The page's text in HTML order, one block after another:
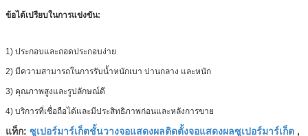
ข้อได้เปรียบในการแข่งขัน:
1) ประกอบและถอดประกอบง่าย
2) มีความสามารถในการรับน้ำหนักเบา ปานกลาง และหนัก
3) คุณภาพสูงและรูปลักษณ์ดี
4) บริการที่เชื่อถือได้และมีประสิทธิภาพก่อนและหลังการขาย
แท็ก: ซูเปอร์มาร์เก็ตชั้นวางจอแสดงผลติดตั้งจอแสดงผลซูเปอร์มาร์เก็ต ,